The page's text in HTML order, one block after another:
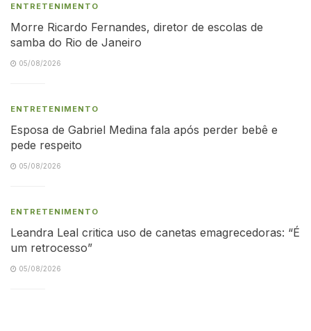
ENTRETENIMENTO
Morre Ricardo Fernandes, diretor de escolas de
samba do Rio de Janeiro
05/08/2026
ENTRETENIMENTO
Esposa de Gabriel Medina fala após perder bebê e
pede respeito
05/08/2026
ENTRETENIMENTO
Leandra Leal critica uso de canetas emagrecedoras: “É
um retrocesso”
05/08/2026